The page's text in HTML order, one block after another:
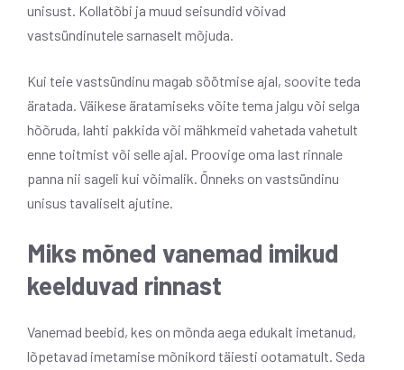
unisust. Kollatõbi ja muud seisundid võivad
vastsündinutele sarnaselt mõjuda.
Kui teie vastsündinu magab söötmise ajal, soovite teda
äratada. Väikese äratamiseks võite tema jalgu või selga
hõõruda, lahti pakkida või mähkmeid vahetada vahetult
enne toitmist või selle ajal. Proovige oma last rinnale
panna nii sageli kui võimalik. Õnneks on vastsündinu
unisus tavaliselt ajutine.
Miks mõned vanemad imikud
keelduvad rinnast
Vanemad beebid, kes on mõnda aega edukalt imetanud,
lõpetavad imetamise mõnikord täiesti ootamatult. Seda